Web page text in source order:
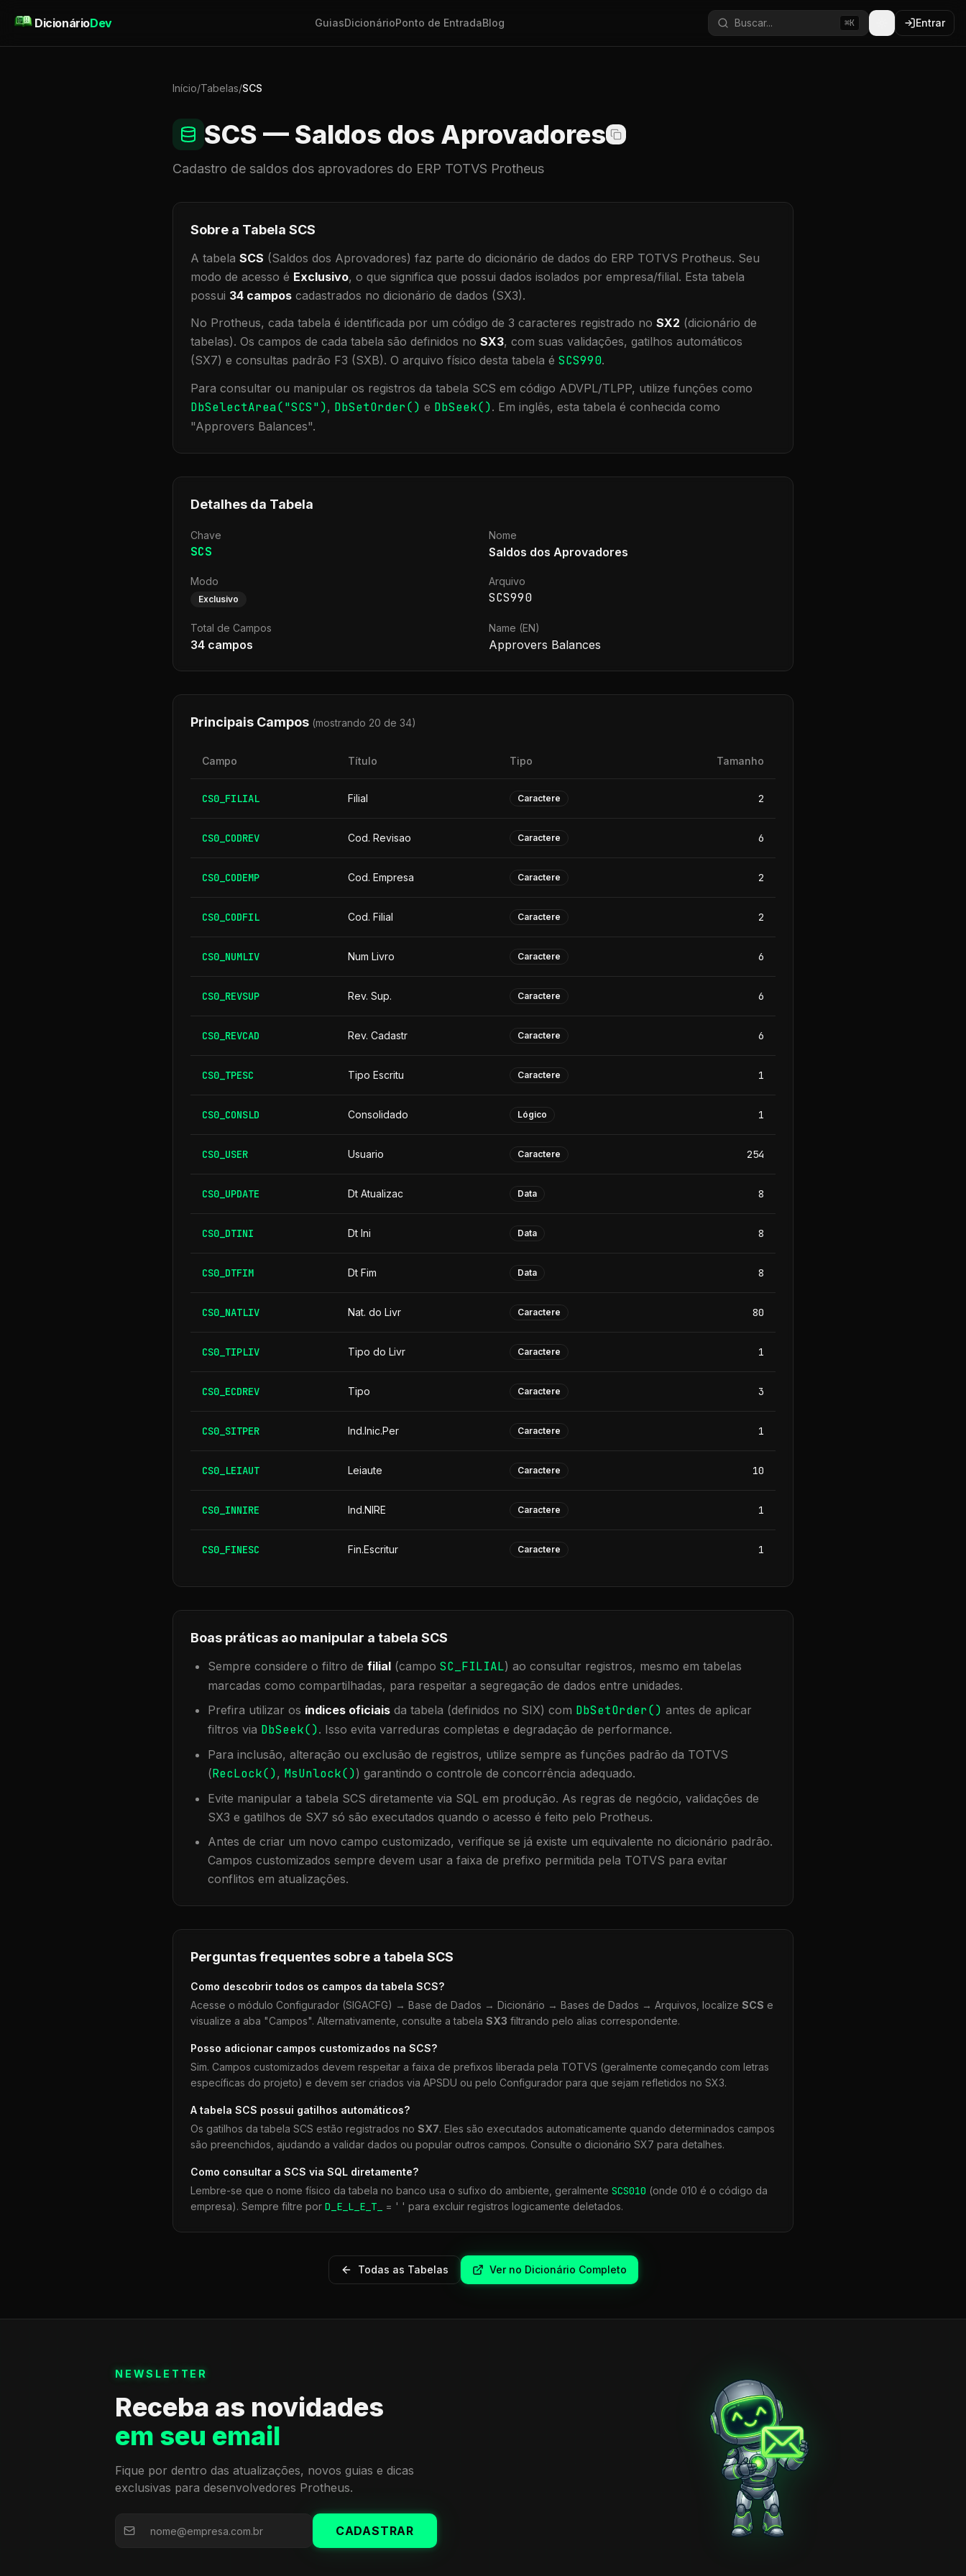
DicionárioDev GuiasDicionárioPonto de EntradaBlog Buscar... ⌘K Entrar
Início/Tabelas/SCS
SCS — Saldos dos Aprovadores
Cadastro de saldos dos aprovadores do ERP TOTVS Protheus
Sobre a Tabela SCS
A tabela SCS (Saldos dos Aprovadores) faz parte do dicionário de dados do ERP TOTVS Protheus. Seu
modo de acesso é Exclusivo, o que significa que possui dados isolados por empresa/filial. Esta tabela
possui 34 campos cadastrados no dicionário de dados (SX3).
No Protheus, cada tabela é identificada por um código de 3 caracteres registrado no SX2 (dicionário de
tabelas). Os campos de cada tabela são definidos no SX3, com suas validações, gatilhos automáticos
(SX7) e consultas padrão F3 (SXB). O arquivo físico desta tabela é SCS990.
Para consultar ou manipular os registros da tabela SCS em código ADVPL/TLPP, utilize funções como
DbSelectArea("SCS"), DbSetOrder() e DbSeek(). Em inglês, esta tabela é conhecida como
"Approvers Balances".
Detalhes da Tabela
Chave
SCS
Nome
Saldos dos Aprovadores
Modo
Exclusivo
Arquivo
SCS990
Total de Campos
34 campos
Name (EN)
Approvers Balances
Principais Campos (mostrando 20 de 34)
Campo Título Tipo Tamanho
CS0_FILIAL Filial Caractere 2
CS0_CODREV Cod. Revisao Caractere 6
CS0_CODEMP Cod. Empresa Caractere 2
CS0_CODFIL Cod. Filial Caractere 2
CS0_NUMLIV Num Livro Caractere 6
CS0_REVSUP Rev. Sup. Caractere 6
CS0_REVCAD Rev. Cadastr Caractere 6
CS0_TPESC Tipo Escritu Caractere 1
CS0_CONSLD Consolidado Lógico 1
CS0_USER Usuario Caractere 254
CS0_UPDATE Dt Atualizac Data 8
CS0_DTINI Dt Ini Data 8
CS0_DTFIM Dt Fim Data 8
CS0_NATLIV Nat. do Livr Caractere 80
CS0_TIPLIV Tipo do Livr Caractere 1
CS0_ECDREV Tipo Caractere 3
CS0_SITPER Ind.Inic.Per Caractere 1
CS0_LEIAUT Leiaute Caractere 10
CS0_INNIRE Ind.NIRE Caractere 1
CS0_FINESC Fin.Escritur Caractere 1
Boas práticas ao manipular a tabela SCS
Sempre considere o filtro de filial (campo SC_FILIAL) ao consultar registros, mesmo em tabelas
marcadas como compartilhadas, para respeitar a segregação de dados entre unidades.
Prefira utilizar os índices oficiais da tabela (definidos no SIX) com DbSetOrder() antes de aplicar
filtros via DbSeek(). Isso evita varreduras completas e degradação de performance.
Para inclusão, alteração ou exclusão de registros, utilize sempre as funções padrão da TOTVS
(RecLock(), MsUnlock()) garantindo o controle de concorrência adequado.
Evite manipular a tabela SCS diretamente via SQL em produção. As regras de negócio, validações de
SX3 e gatilhos de SX7 só são executados quando o acesso é feito pelo Protheus.
Antes de criar um novo campo customizado, verifique se já existe um equivalente no dicionário padrão.
Campos customizados sempre devem usar a faixa de prefixo permitida pela TOTVS para evitar
conflitos em atualizações.
Perguntas frequentes sobre a tabela SCS
Como descobrir todos os campos da tabela SCS?
Acesse o módulo Configurador (SIGACFG) → Base de Dados → Dicionário → Bases de Dados → Arquivos, localize SCS e
visualize a aba "Campos". Alternativamente, consulte a tabela SX3 filtrando pelo alias correspondente.
Posso adicionar campos customizados na SCS?
Sim. Campos customizados devem respeitar a faixa de prefixos liberada pela TOTVS (geralmente começando com letras
específicas do projeto) e devem ser criados via APSDU ou pelo Configurador para que sejam refletidos no SX3.
A tabela SCS possui gatilhos automáticos?
Os gatilhos da tabela SCS estão registrados no SX7. Eles são executados automaticamente quando determinados campos
são preenchidos, ajudando a validar dados ou popular outros campos. Consulte o dicionário SX7 para detalhes.
Como consultar a SCS via SQL diretamente?
Lembre-se que o nome físico da tabela no banco usa o sufixo do ambiente, geralmente SCS010 (onde 010 é o código da
empresa). Sempre filtre por D_E_L_E_T_ = ' ' para excluir registros logicamente deletados.
Todas as Tabelas Ver no Dicionário Completo
NEWSLETTER
Receba as novidades
em seu email
Fique por dentro das atualizações, novos guias e dicas
exclusivas para desenvolvedores Protheus.
CADASTRAR